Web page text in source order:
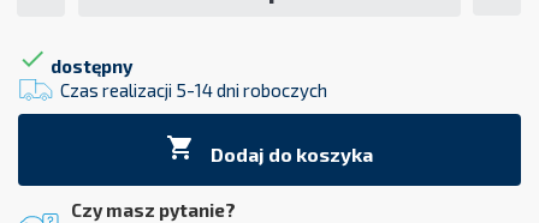
 dostępny
Czas realizacji 5-14 dni roboczych
 Dodaj do koszyka
Czy masz pytanie?